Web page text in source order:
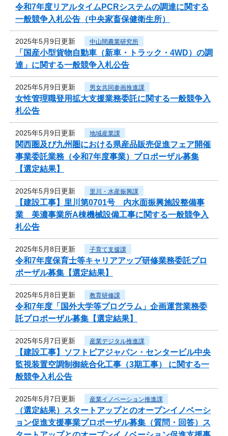
令和7年度リアルタイムPCRシステムの調達に関する
一般競争入札公告（中央家畜保健衛生所）
2025年5月9日更新 中山間農業研究所
「国産小型貨物自動車（新車・トラック・4WD）の調
達」に関する一般競争入札公告
2025年5月9日更新 男女共同参画推進課
女性管理職登用拡大支援業務委託に関する一般競争入
札公告
2025年5月9日更新 地域産業課
関西圏及び九州圏における県産品販売促進フェア開催
事業委託業務（令和7年度事業）プロポーザル募集
【選定結果】
2025年5月9日更新 里川・水産振興課
【建設工事】里川第0701号 内水面振興施設整備事
業 美濃事業所A棟機械設備工事に関する一般競争入
札公告
2025年5月8日更新 子育て支援課
令和7年度保育士等キャリアアップ研修業務委託プロ
ポーザル募集【選定結果】
2025年5月8日更新 教育研修課
令和7年度「国外大学等プログラム」企画運営業務委
託プロポーザル募集【選定結果】
2025年5月7日更新 産業デジタル推進課
【建設工事】ソフトピアジャパン・センタービル中央
監視装置空調制御統合化工事（3期工事） に関する一
般競争入札公告
2025年5月7日更新 産業イノベーション推進課
（選定結果）スタートアップとのオープンイノベーシ
ョン促進支援事業プロポーザル募集（質問・回答）ス